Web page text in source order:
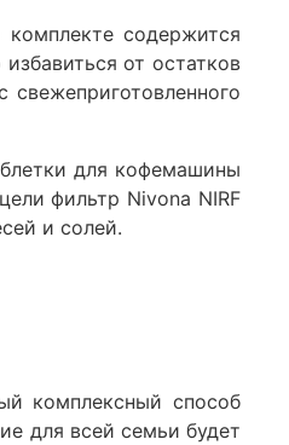
содержится
от остатков
для кофемашины
фильтр Nivona NIRF
и солей.
комплексный способ
для всей семьи будет